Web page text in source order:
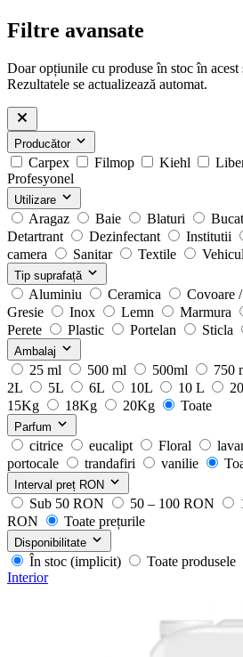
Filtre avansate
Doar opțiunile cu produse în stoc în acest
Rezultatele se actualizează automat.
Producător
Carpex Filmop Kiehl
Profesyonel
Utilizare
Aragaz Baie Blaturi
Detartrant
Dezinfectant Institutii
camera
Sanitar Textile
Tip suprafață
Aluminiu Ceramica Covoare
Gresie
Inox Lemn Marmura
Perete
Plastic Portelan Sticla
Ambalaj
25 ml 500 ml 500ml 750
2L
5L 6L 10L 10 L
15Kg
18Kg 20Kg Toate
Parfum
citrice eucalipt Floral
portocale
trandafiri vanilie
Interval preț RON
Sub 50 RON 50 – 100 RON
RON
Toate prețurile
Disponibilitate
În stoc (implicit)
Toate produsele
Interior